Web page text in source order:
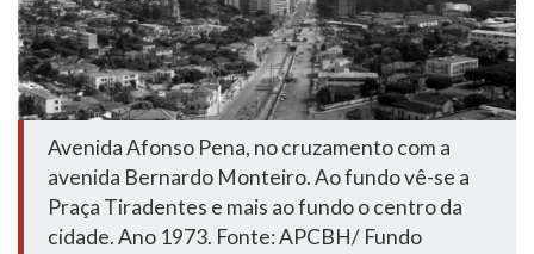
Avenida Afonso Pena, no cruzamento com a
avenida Bernardo Monteiro. Ao fundo vê-se a
Praça Tiradentes e mais ao fundo o centro da
cidade. Ano 1973. Fonte: APCBH/ Fundo